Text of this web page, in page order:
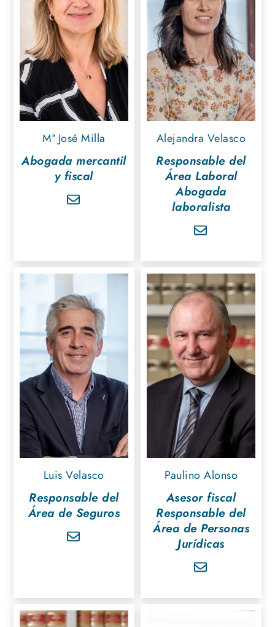
Mª José Milla
Abogada mercantil
y fiscal
Alejandra Velasco
Responsable del
Área Laboral
Abogada
laboralista
Luis Velasco
Responsable del
Área de Seguros
Paulino Alonso
Asesor fiscal
Responsable del
Área de Personas
Jurídicas